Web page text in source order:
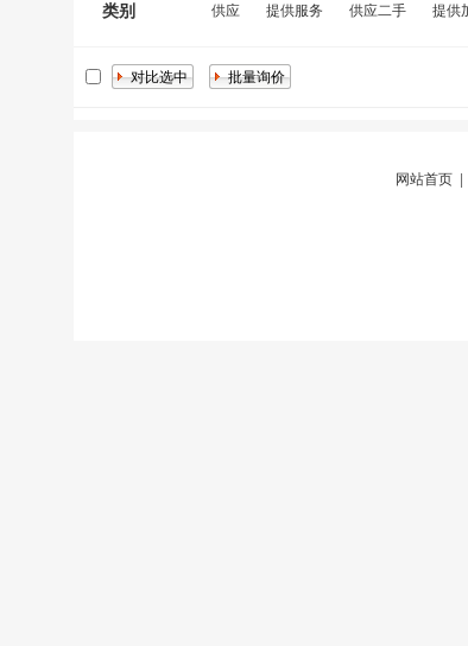
类别 供应 提供服务 供应二手 提供
网站首页